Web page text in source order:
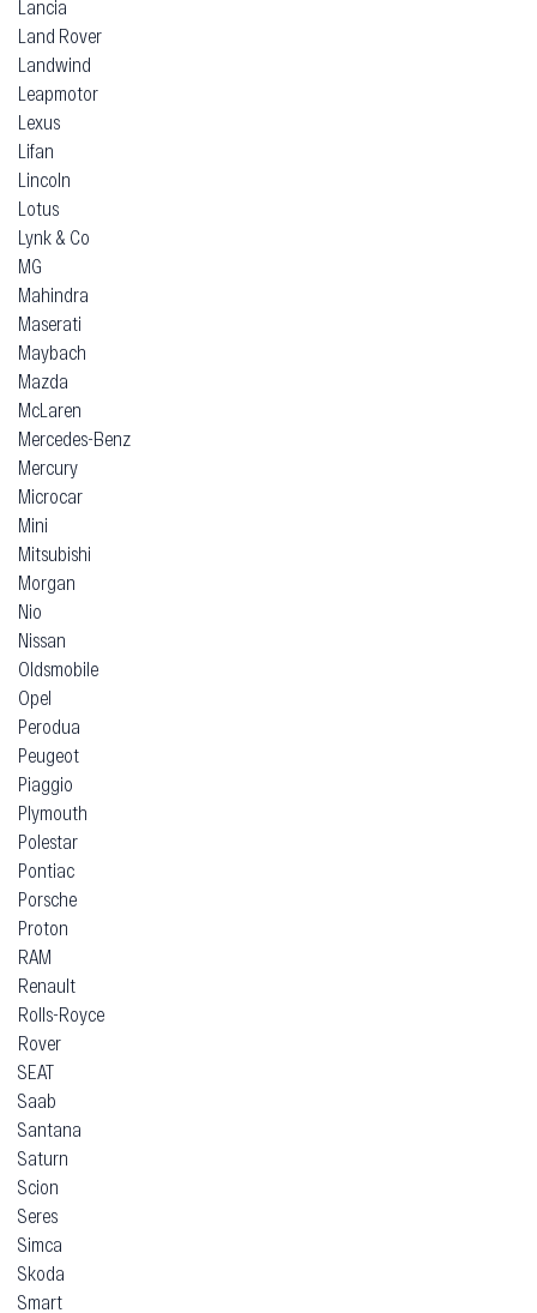
Lancia
Land Rover
Landwind
Leapmotor
Lexus
Lifan
Lincoln
Lotus
Lynk & Co
MG
Mahindra
Maserati
Maybach
Mazda
McLaren
Mercedes-Benz
Mercury
Microcar
Mini
Mitsubishi
Morgan
Nio
Nissan
Oldsmobile
Opel
Perodua
Peugeot
Piaggio
Plymouth
Polestar
Pontiac
Porsche
Proton
RAM
Renault
Rolls-Royce
Rover
SEAT
Saab
Santana
Saturn
Scion
Seres
Simca
Skoda
Smart